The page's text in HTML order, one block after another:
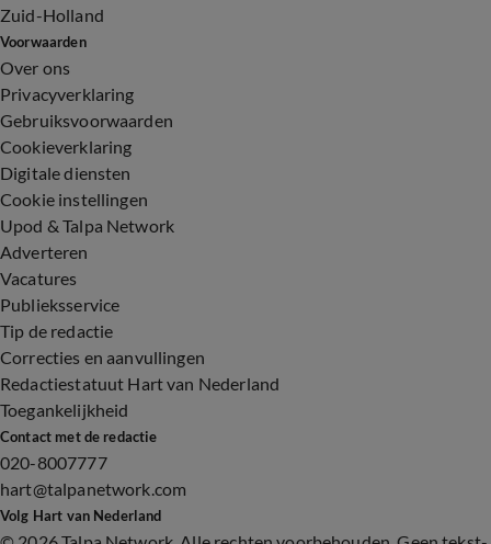
Zuid-Holland
Voorwaarden
Over ons
Privacyverklaring
Gebruiksvoorwaarden
Cookieverklaring
Digitale diensten
Cookie instellingen
Upod & Talpa Network
Adverteren
Vacatures
Publieksservice
Tip de redactie
Correcties en aanvullingen
Redactiestatuut Hart van Nederland
Toegankelijkheid
Contact met de redactie
020-8007777
hart@talpanetwork.com
Volg Hart van Nederland